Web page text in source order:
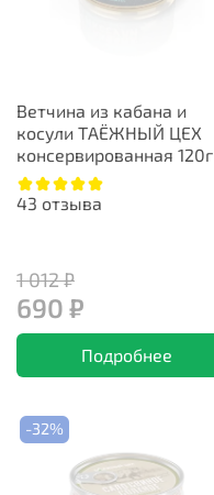
Ветчина из кабана и
косули ТАЁЖНЫЙ ЦЕХ
консервированная 120г
43 отзыва
1 012 ₽
690 ₽
Подробнее
-32%